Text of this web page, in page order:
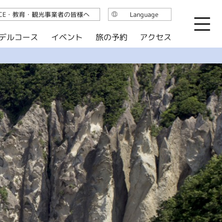
ルコース イベント 旅の予約 アクセス
・教育・観光事業者の皆様へ Language
English
简体中文
한국어